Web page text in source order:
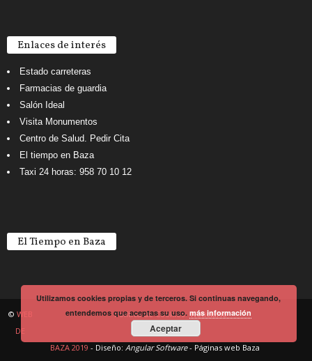
Enlaces de interés
Estado carreteras
Farmacias de guardia
Salón Ideal
Visita Monumentos
Centro de Salud. Pedir Cita
El tiempo en Baza
Taxi 24 horas: 958 70 10 12
El Tiempo en Baza
Política de Cookies Noticiario
© WEB
DE
BAZA 2019 - Diseño: Angular Software- Páginas web Baza
Utilizamos cookies propias y de terceros. Si continuas navegando,
entendemos que aceptas su uso.más información
Aceptar